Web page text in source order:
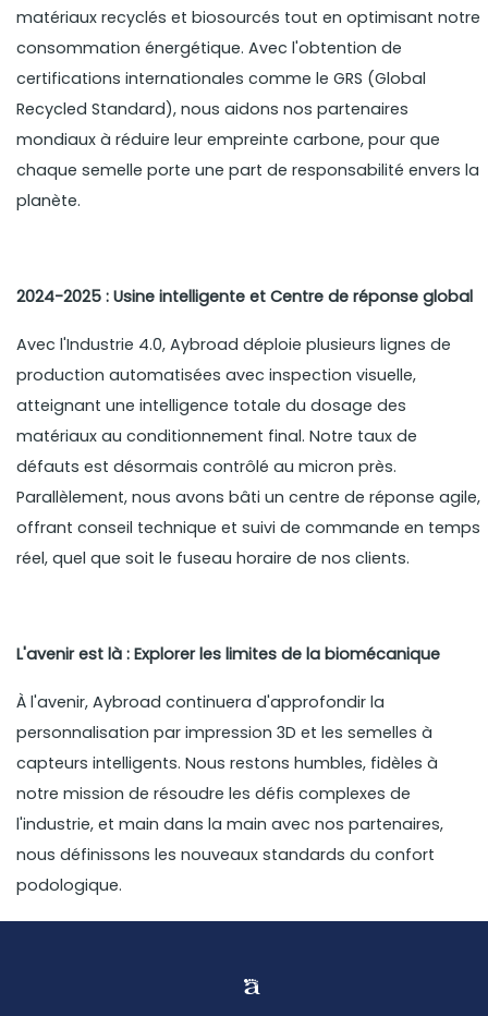
matériaux recyclés et biosourcés tout en optimisant notre
consommation énergétique. Avec l'obtention de
certifications internationales comme le GRS (Global
Recycled Standard), nous aidons nos partenaires
mondiaux à réduire leur empreinte carbone, pour que
chaque semelle porte une part de responsabilité envers la
planète.
2024-2025 : Usine intelligente et Centre de réponse global
Avec l'Industrie 4.0, Aybroad déploie plusieurs lignes de
production automatisées avec inspection visuelle,
atteignant une intelligence totale du dosage des
matériaux au conditionnement final. Notre taux de
défauts est désormais contrôlé au micron près.
Parallèlement, nous avons bâti un centre de réponse agile,
offrant conseil technique et suivi de commande en temps
réel, quel que soit le fuseau horaire de nos clients.
L'avenir est là : Explorer les limites de la biomécanique
À l'avenir, Aybroad continuera d'approfondir la
personnalisation par impression 3D et les semelles à
capteurs intelligents. Nous restons humbles, fidèles à
notre mission de résoudre les défis complexes de
l'industrie, et main dans la main avec nos partenaires,
nous définissons les nouveaux standards du confort
podologique.